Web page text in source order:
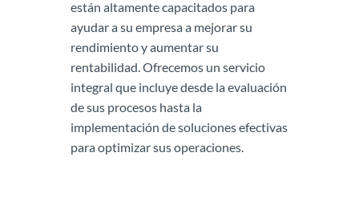
están altamente capacitados para
ayudar a su empresa a mejorar su
rendimiento y aumentar su
rentabilidad. Ofrecemos un servicio
integral que incluye desde la evaluación
de sus procesos hasta la
implementación de soluciones efectivas
para optimizar sus operaciones.